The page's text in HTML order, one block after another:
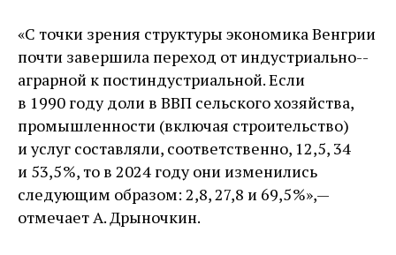
«С точки зрения структуры экономика Венгрии
почти завершила переход от индустриально-­
аграрной к постиндустриальной. Если
в 1990 году доли в ВВП сельского хозяйства,
промышленности (включая строительство)
и услуг составляли, соответственно, 12,5, 34
и 53,5 %, то в 2024 году они изменились
следующим образом: 2,8, 27,8 и 69,5 %», — ​
отмечает А. Дрыночкин.